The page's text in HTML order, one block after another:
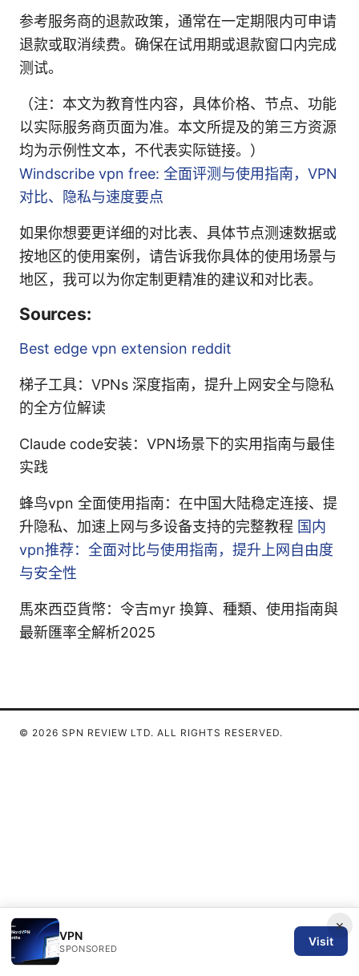
参考服务商的退款政策，通常在一定期限内可申请
退款或取消续费。确保在试用期或退款窗口内完成
测试。
（注：本文为教育性内容，具体价格、节点、功能
以实际服务商页面为准。本文所提及的第三方资源
均为示例性文本，不代表实际链接。）
Windscribe vpn free: 全面评测与使用指南，VPN
对比、隐私与速度要点
如果你想要更详细的对比表、具体节点测速数据或
按地区的使用案例，请告诉我你具体的使用场景与
地区，我可以为你定制更精准的建议和对比表。
Sources:
Best edge vpn extension reddit
梯子工具：VPNs 深度指南，提升上网安全与隐私
的全方位解读
Claude code安装：VPN场景下的实用指南与最佳
实践
蜂鸟vpn 全面使用指南：在中国大陆稳定连接、提
升隐私、加速上网与多设备支持的完整教程 国内
vpn推荐：全面对比与使用指南，提升上网自由度
与安全性
馬來西亞貨幣：令吉myr 換算、種類、使用指南與
最新匯率全解析2025
×
VPN
SPONSORED
Visit
© 2026 SPN REVIEW LTD. ALL RIGHTS RESERVED.